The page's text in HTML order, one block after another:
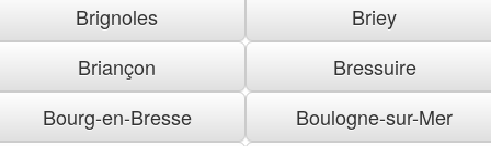
Brignoles
Briey
Briançon
Bressuire
Bourg-en-Bresse
Boulogne-sur-Mer